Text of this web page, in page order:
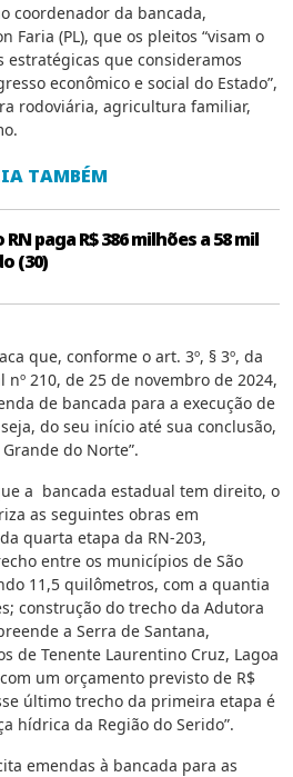
coordenador da bancada,
Faria (PL), que os pleitos “visam o
estratégicas que consideramos
econômico e social do Estado”,
rodoviária, agricultura familiar,
TAMBÉM
paga R$ 386 milhões a 58 mil
(30)
que, conforme o art. 3º, § 3º, da
nº 210, de 25 de novembro de 2024,
de bancada para a execução de
do seu início até sua conclusão,
do Norte”.
a bancada estadual tem direito, o
as seguintes obras em
quarta etapa da RN-203,
entre os municípios de São
11,5 quilômetros, com a quantia
construção do trecho da Adutora
a Serra de Santana,
de Tenente Laurentino Cruz, Lagoa
um orçamento previsto de R$
último trecho da primeira etapa é
hídrica da Região do Serido”.
emendas à bancada para as